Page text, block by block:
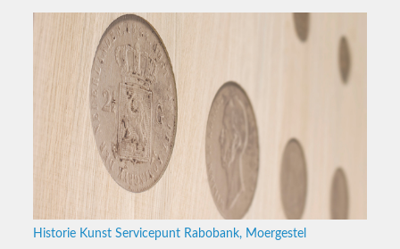
Historie Kunst Servicepunt Rabobank, Moergestel